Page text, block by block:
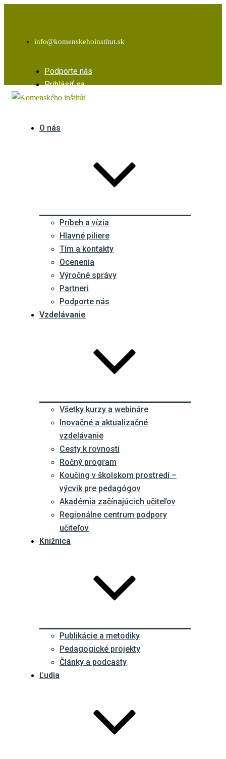
info@komenskehoinstitut.sk
Podporte nás
Prihlásiť sa
O nás
Príbeh a vízia
Hlavné piliere
Tím a kontakty
Ocenenia
Výročné správy
Partneri
Podporte nás
Vzdelávanie
Všetky kurzy a webináre
Inovačné a aktualizačné
vzdelávanie
Cesty k rovnosti
Ročný program
Koučing v školskom prostredí –
výcvik pre pedagógov
Akadémia začínajúcich učiteľov
Regionálne centrum podpory
učiteľov
Knižnica
Publikácie a metodiky
Pedagogické projekty
Články a podcasty
Ľudia